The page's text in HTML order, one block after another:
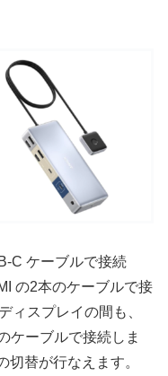
C ケーブルで接続
の2本のケーブルで接
ィスプレイの間も、
ケーブルで接続しま
替が行なえます。